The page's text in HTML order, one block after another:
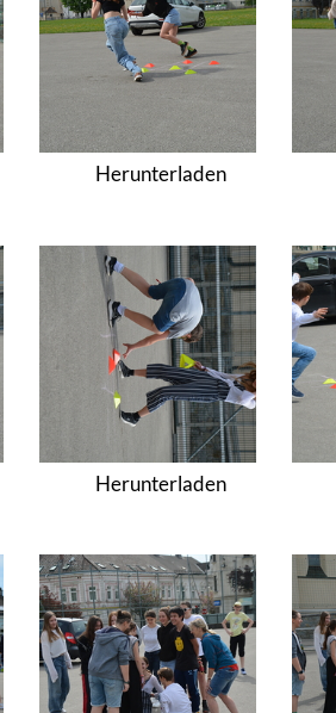
Herunterladen
Herunterladen